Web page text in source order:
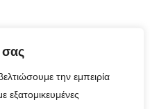
την εμπειρία